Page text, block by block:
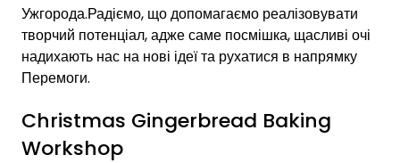
Ужгорода.Радіємо, що допомагаємо реалізовувати
творчий потенціал, адже саме посмішка, щасливі очі
надихають нас на нові ідеї та рухатися в напрямку
Перемоги.
Christmas Gingerbread Baking
Workshop